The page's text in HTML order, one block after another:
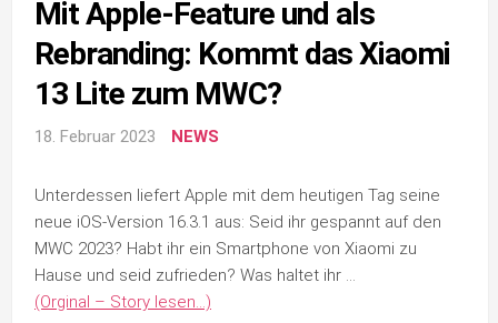
Mit Apple-Feature und als
Rebranding: Kommt das Xiaomi
13 Lite zum MWC?
18. Februar 2023 NEWS
Unterdessen liefert Apple mit dem heutigen Tag seine
neue iOS-Version 16.3.1 aus: Seid ihr gespannt auf den
MWC 2023? Habt ihr ein Smartphone von Xiaomi zu
Hause und seid zufrieden? Was haltet ihr …
(Orginal – Story lesen…)